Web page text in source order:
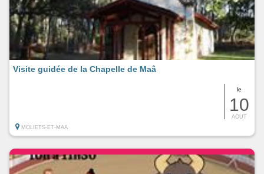
le
10
AOUT
Visite guidée de la Chapelle de Maâ
MOLIETS-ET-MAA